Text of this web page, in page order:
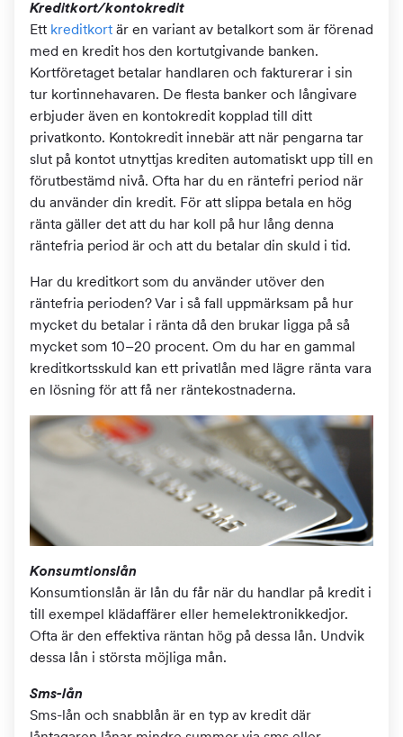
Kreditkort/kontokredit
Ett kreditkort är en variant av betalkort som är förenad
med en kredit hos den kortutgivande banken.
Kortföretaget betalar handlaren och fakturerar i sin
tur kortinnehavaren. De flesta banker och långivare
erbjuder även en kontokredit kopplad till ditt
privatkonto. Kontokredit innebär att när pengarna tar
slut på kontot utnyttjas krediten automatiskt upp till en
förutbestämd nivå. Ofta har du en räntefri period när
du använder din kredit. För att slippa betala en hög
ränta gäller det att du har koll på hur lång denna
räntefria period är och att du betalar din skuld i tid.
Har du kreditkort som du använder utöver den
räntefria perioden? Var i så fall uppmärksam på hur
mycket du betalar i ränta då den brukar ligga på så
mycket som 10–20 procent. Om du har en gammal
kreditkortsskuld kan ett privatlån med lägre ränta vara
en lösning för att få ner räntekostnaderna.
Konsumtionslån
Konsumtionslån är lån du får när du handlar på kredit i
till exempel klädaffärer eller hemelektronikkedjor.
Ofta är den effektiva räntan hög på dessa lån. Undvik
dessa lån i största möjliga mån.
Sms-lån
Sms-lån och snabblån är en typ av kredit där